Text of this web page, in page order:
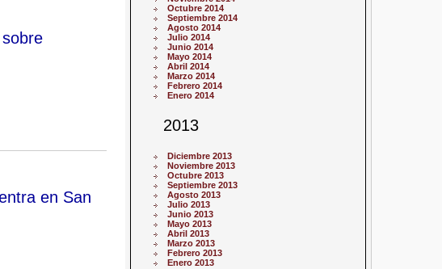
en San
Octubre 2014
Septiembre 2014
Agosto 2014
Julio 2014
Junio 2014
Mayo 2014
Abril 2014
Marzo 2014
Febrero 2014
Enero 2014
2013
Diciembre 2013
Noviembre 2013
Octubre 2013
Septiembre 2013
Agosto 2013
Julio 2013
Junio 2013
Mayo 2013
Abril 2013
Marzo 2013
Febrero 2013
Enero 2013